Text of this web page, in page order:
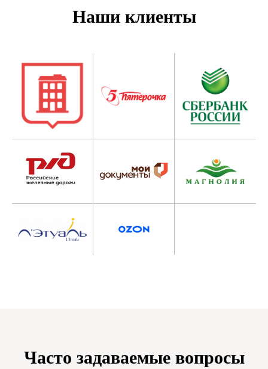
Наши клиенты
Часто задаваемые вопросы